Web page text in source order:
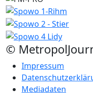
©
Impressum
Mediadaten